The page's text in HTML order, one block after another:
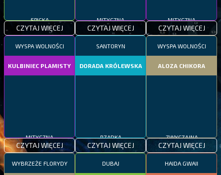
EPICKA
CZYTAJ WIĘCEJ
MITYCZNA
CZYTAJ WIĘCEJ
MITYCZNA
CZYTAJ WIĘCEJ
WYSPA WOLNOŚCI
KULBINIEC PLAMISTY
MITYCZNA
CZYTAJ WIĘCEJ
SANTORYN
DORADA KRÓLEWSKA
RZADKA
CZYTAJ WIĘCEJ
WYSPA WOLNOŚCI
ALOZA CHIKORA
ZWYCZAJNA
CZYTAJ WIĘCEJ
WYBRZEŻE FLORYDY DUBAJ HAIDA GWAII